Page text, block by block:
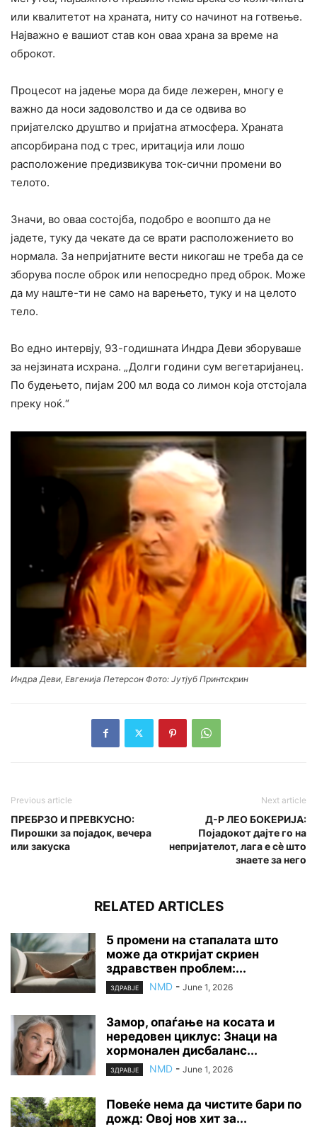
или квалитетот на храната, ниту со начинот на готвење.
Најважно е вашиот став кон оваа храна за време на
оброкот.
Процесот на јадење мора да биде лежерен, многу е
важно да носи задоволство и да се одвива во
пријателско друштво и пријатна атмосфера. Храната
апсорбирана под с трес, иритација или лошо
расположение предизвикува ток-сични промени во
телото.
Значи, во оваа состојба, подобро е воопшто да не
јадете, туку да чекате да се врати расположението во
нормала. За непријатните вести никогаш не треба да се
зборува после оброк или непосредно пред оброк. Може
да му наште-ти не само на варењето, туку и на целото
тело.
Во едно интервју, 93-годишната Индра Деви зборуваше
за нејзината исхрана. „Долги години сум вегетаријанец.
По будењето, пијам 200 мл вода со лимон која отстојала
преку ноќ.“
Индра Деви, Евгенија Петерсон Фото: Јутјуб Принтскрин
Previous article
ПРЕБРЗО И ПРЕВКУСНО:
Пирошки за појадок, вечера
или закуска
Next article
Д-Р ЛЕО БОКЕРИЈА:
Појадокот дајте го на
непријателот, лага е сè што
знаете за него
RELATED ARTICLES
5 промени на стапалата што
може да откријат скриен
здравствен проблем:...
ЗДРАВЈЕ NMD - June 1, 2026
Замор, опаѓање на косата и
нередовен циклус: Знаци на
хормонален дисбаланс...
ЗДРАВЈЕ NMD - June 1, 2026
Повеќе нема да чистите бари по
дожд: Овој нов хит за...